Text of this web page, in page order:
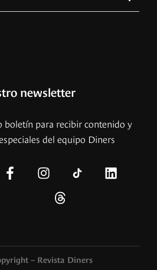
newsletter
boletín para recibir contenido y
del equipo Diners
– Revista Diners